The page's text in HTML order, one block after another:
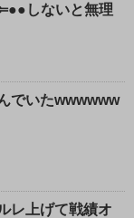
しないと無理
でいたwwwwww
レ上げて戦績オ